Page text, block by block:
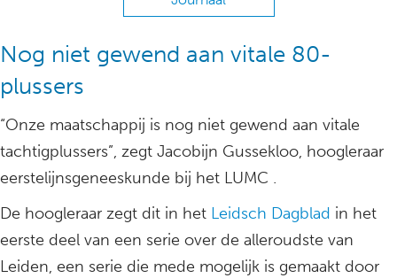
Nog niet gewend aan vitale 80-
plussers
“Onze maatschappij is nog niet gewend aan vitale
tachtigplussers”, zegt Jacobijn Gussekloo, hoogleraar
eerstelijnsgeneeskunde bij het LUMC .
De hoogleraar zegt dit in het Leidsch Dagblad in het
eerste deel van een serie over de alleroudste van
Leiden, een serie die mede mogelijk is gemaakt door